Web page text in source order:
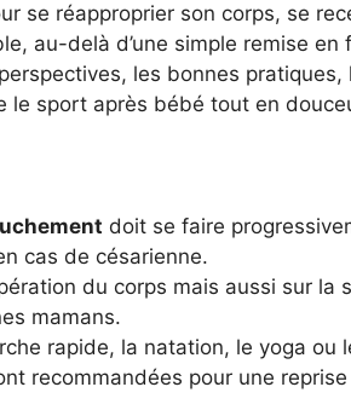
se réapproprier son corps, se
au-delà d’une simple remise en
les bonnes
le sport après bébé tout en
doit se faire
cas de césarienne.
du corps mais aussi sur la
mamans.
rapide, la natation, le yoga ou
recommandées pour une